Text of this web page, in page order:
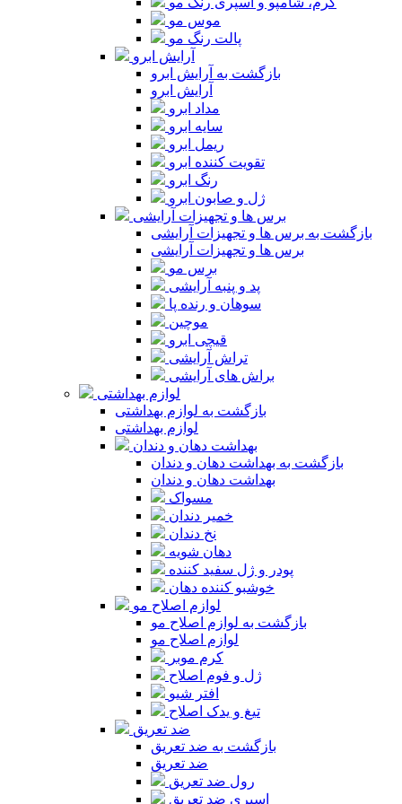
موس مو
پالت رنگ مو
آرایش ابرو
بازگشت به آرایش ابرو
آرایش ابرو
مداد ابرو
سایه ابرو
ریمل ابرو
تقویت کننده ابرو
رنگ ابرو
ژل و صابون ابرو
برس ها و تجهیزات آرایشی
بازگشت به برس ها و تجهیزات آرایشی
برس ها و تجهیزات آرایشی
برس مو
پد و پنبه آرایشی
سوهان و رنده پا
موچین
قیچی ابرو
تراش آرایشی
براش های آرایشی
لوازم بهداشتی
بازگشت به لوازم بهداشتی
لوازم بهداشتی
بهداشت دهان و دندان
بازگشت به بهداشت دهان و دندان
بهداشت دهان و دندان
مسواک
خمیر دندان
نخ دندان
دهان شویه
پودر و ژل سفید کننده
خوشبو کننده دهان
لوازم اصلاح مو
بازگشت به لوازم اصلاح مو
لوازم اصلاح مو
کرم موبر
ژل و فوم اصلاح
افتر شیو
تیغ و یدک اصلاح
ضد تعریق
بازگشت به ضد تعریق
ضد تعریق
رول ضد تعریق
اسپری ضد تعریق